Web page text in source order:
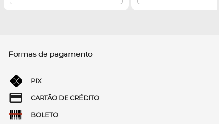
Formas de pagamento
PIX
CARTÃO DE CRÉDITO
BOLETO